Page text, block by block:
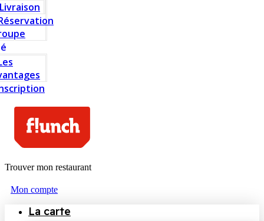
Livraison
Trouver mon restaurant
Mon compte
La carte